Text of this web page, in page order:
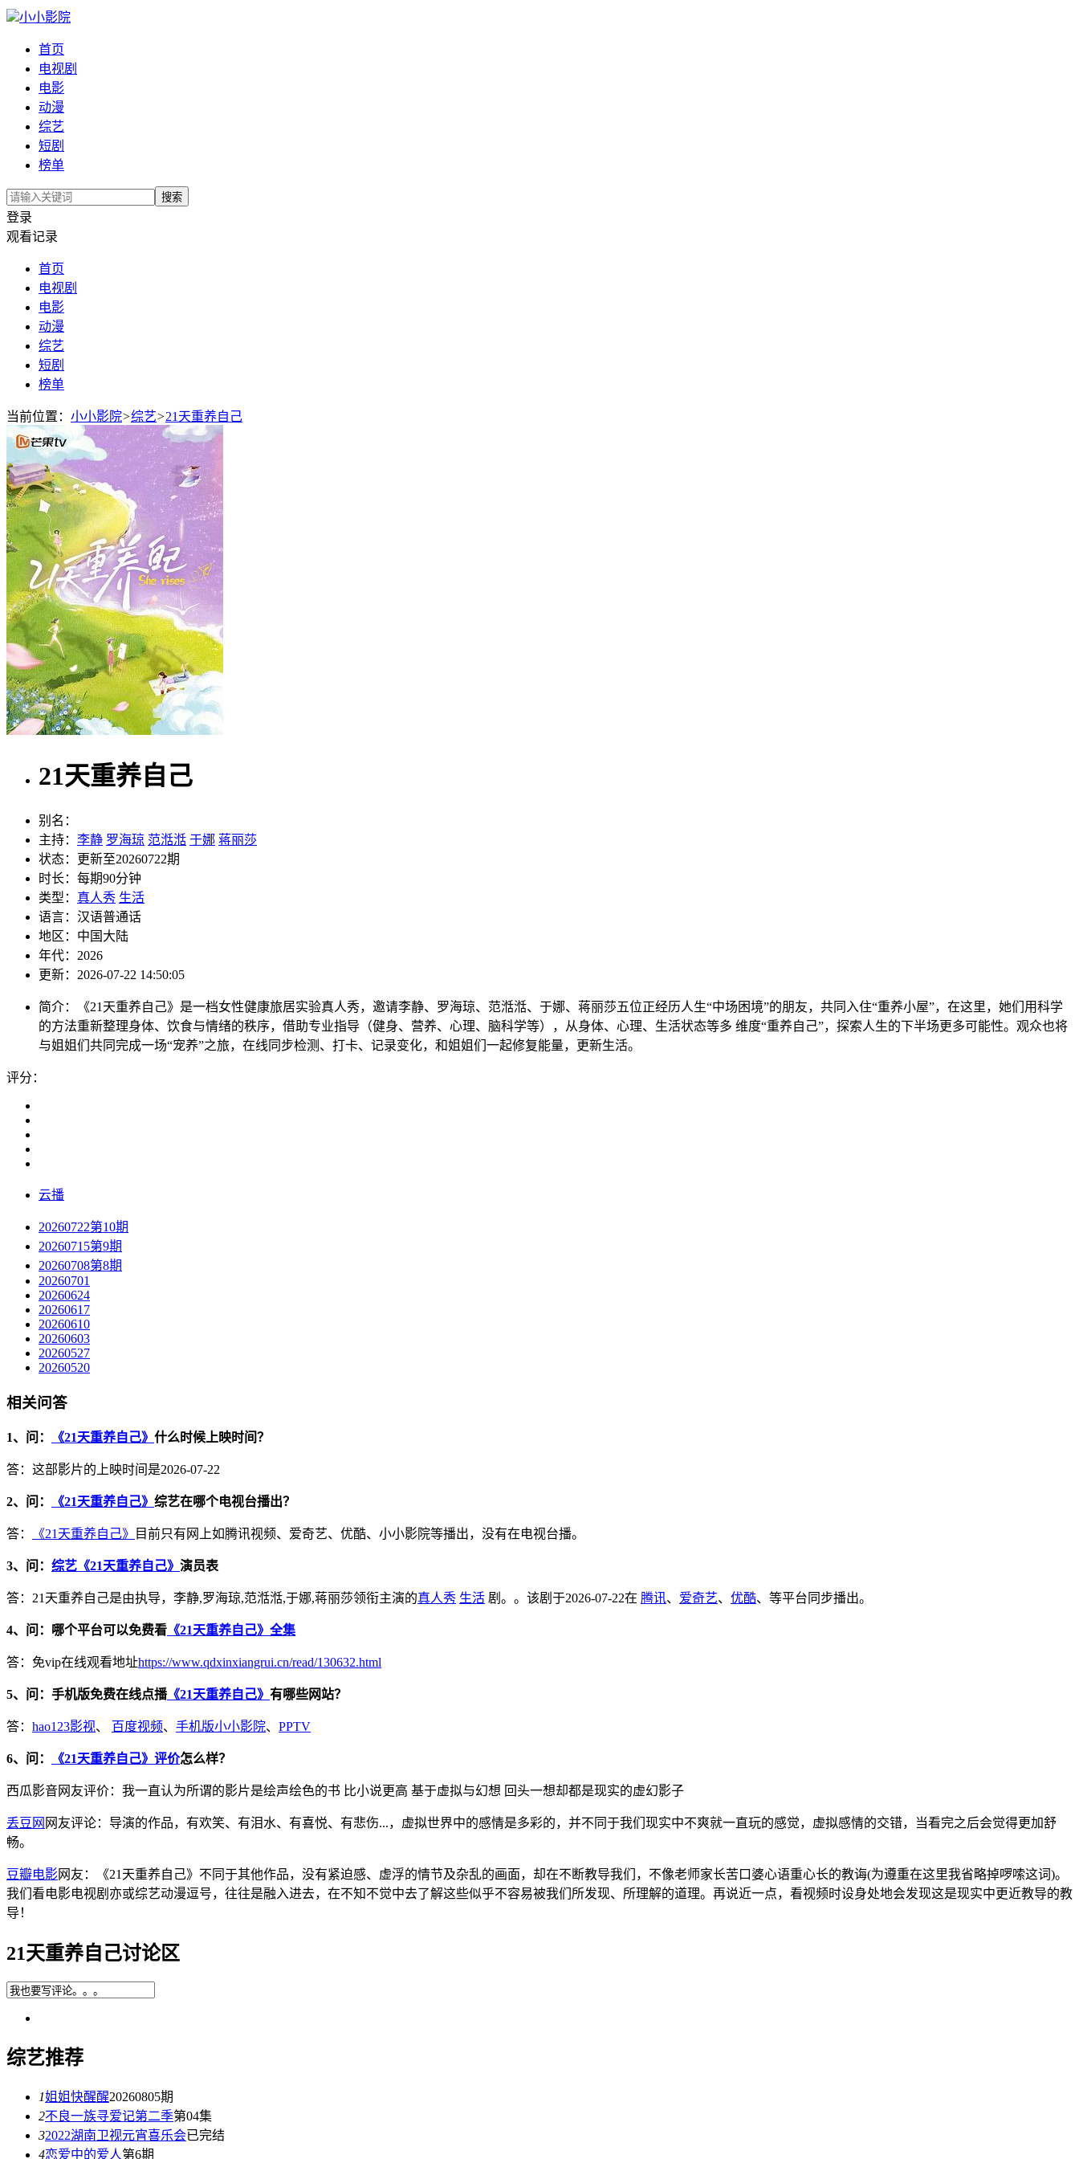
小小影院
首页
电视剧
电影
动漫
综艺
短剧
榜单
搜索
登录
观看记录
首页
电视剧
电影
动漫
综艺
短剧
榜单
当前位置： 小小影院>综艺>21天重养自己
21天重养自己
别名：
主持： 李静 罗海琼 范湉湉 于娜 蒋丽莎
状态：
更新至20260722期
时长： 每期90分钟
类型： 真人秀 生活
语言： 汉语普通话
地区： 中国大陆
年代： 2026
更新： 2026-07-22 14:50:05
简介：
《21天重养自己》是一档女性健康旅居实验真人秀，邀请李静、罗海琼、范湉湉、于娜、蒋丽莎五位正经历人生“中场困境”的朋友，共同入住“重养小屋”，在这里，她们用科学
的方法重新整理身体、饮食与情绪的秩序，借助专业指导（健身、营养、心理、脑科学等），从身体、心理、生活状态等多 维度“重养自己”，探索人生的下半场更多可能性。观众也将
与姐姐们共同完成一场“宠养”之旅，在线同步检测、打卡、记录变化，和姐姐们一起修复能量，更新生活。
评分：
云播
20260722第10期
20260715第9期
20260708第8期
20260701
20260624
20260617
20260610
20260603
20260527
20260520
相关问答
1、问： 《21天重养自己》 什么时候上映时间？
答：这部影片的上映时间是2026-07-22
2、问： 《21天重养自己》 综艺在哪个电视台播出？
答： 《21天重养自己》 目前只有网上如腾讯视频、爱奇艺、优酷、小小影院等播出，没有在电视台播。
3、问： 综艺《21天重养自己》 演员表
答：21天重养自己是由执导，李静,罗海琼,范湉湉,于娜,蒋丽莎领衔主演的真人秀 生活 剧。。该剧于2026-07-22在 腾讯、 爱奇艺、 优酷、等平台同步播出。
4、问：哪个平台可以免费看 《21天重养自己》全集
答：免vip在线观看地址https://www.qdxinxiangrui.cn/read/130632.html
5、问：手机版免费在线点播《21天重养自己》 有哪些网站？
答： hao123影视、 百度视频、 手机版小小影院、 PPTV
6、问： 《21天重养自己》评价怎么样？
西瓜影音网友评价：我一直认为所谓的影片是绘声绘色的书 比小说更高 基于虚拟与幻想 回头一想却都是现实的虚幻影子
丢豆网 网友评论：导演的作品，有欢笑、有泪水、有喜悦、有悲伤...，虚拟世界中的感情是多彩的，并不同于我们现实中不爽就一直玩的感觉，虚拟感情的交错，当看完之后会觉得更加舒
畅。
豆瓣电影网友：《21天重养自己》不同于其他作品，没有紧迫感、虚浮的情节及杂乱的画面，却在不断教导我们，不像老师家长苦口婆心语重心长的教诲(为遵重在这里我省略掉啰嗦这词)。
我们看电影电视剧亦或综艺动漫逗号，往往是融入进去，在不知不觉中去了解这些似乎不容易被我们所发现、所理解的道理。再说近一点，看视频时设身处地会发现这是现实中更近教导的教
导！
21天重养自己讨论区
综艺推荐
1姐姐快醒醒20260805期
2不良一族寻爱记第二季第04集
32022湖南卫视元宵喜乐会已完结
4恋爱中的爱人第6期